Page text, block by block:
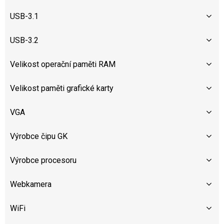
USB-3.1
USB-3.2
Velikost operační paměti RAM
Velikost paměti grafické karty
VGA
Výrobce čipu GK
Výrobce procesoru
Webkamera
WiFi